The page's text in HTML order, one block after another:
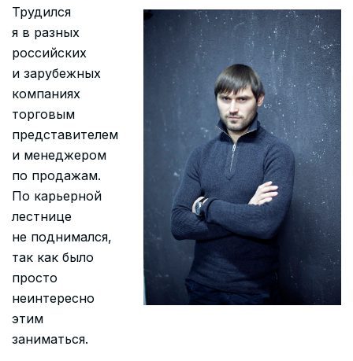
Трудился
я в разных
российских
и зарубежных
компаниях
торговым
представителем
и менеджером
по продажам.
По карьерной
лестнице
не поднимался,
так как было
просто
неинтересно
этим
заниматься.